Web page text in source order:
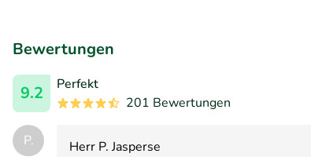
Bewertungen
9.2
Perfekt
201 Bewertungen
P.
Herr P. Jasperse